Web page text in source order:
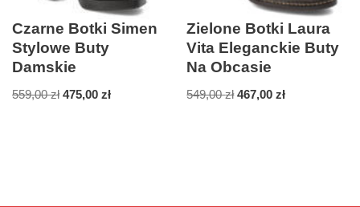
Czarne Botki Simen
Stylowe Buty
Damskie
559,00zł 475,00 zł
Zielone Botki Laura
Vita Eleganckie Buty
Na Obcasie
549,00zł 467,00zł